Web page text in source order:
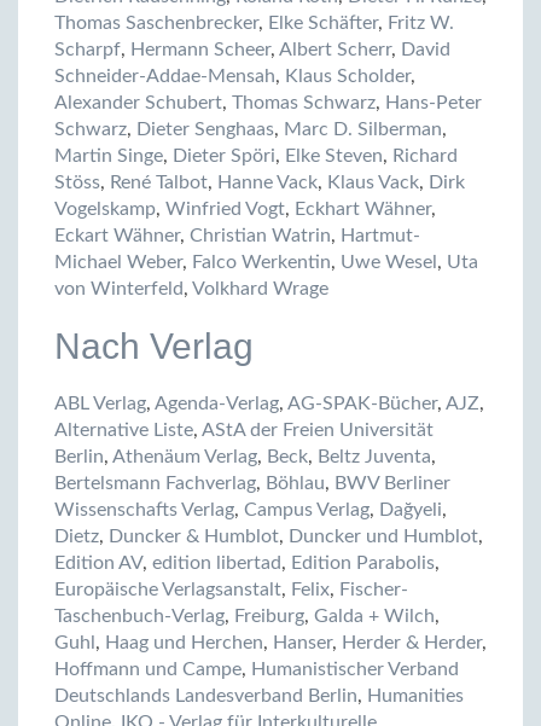
Thomas Saschenbrecker, Elke Schäfter, Fritz W.
Scharpf, Hermann Scheer, Albert Scherr, David
Schneider-Addae-Mensah, Klaus Scholder,
Alexander Schubert, Thomas Schwarz, Hans-Peter
Schwarz, Dieter Senghaas, Marc D. Silberman,
Martin Singe, Dieter Spöri, Elke Steven, Richard
Stöss, René Talbot, Hanne Vack, Klaus Vack, Dirk
Vogelskamp, Winfried Vogt, Eckhart Wähner,
Eckart Wähner, Christian Watrin, Hartmut-
Michael Weber, Falco Werkentin, Uwe Wesel , Uta
von Winterfeld, Volkhard Wrage
Nach Verlag
ABL Verlag, Agenda-Verlag, AG-SPAK-Bücher, AJZ,
Alternative Liste, AStA der Freien Universität
Berlin, Athenäum Verlag, Beck, Beltz Juventa,
Bertelsmann Fachverlag, Böhlau, BWV Berliner
Wissenschafts Verlag, Campus Verlag, Dağyeli,
Dietz, Duncker & Humblot, Duncker und Humblot,
Edition AV, edition libertad, Edition Parabolis,
Europäische Verlagsanstalt, Felix, Fischer-
Taschenbuch-Verlag, Freiburg, Galda + Wilch,
Guhl , Haag und Herchen, Hanser, Herder & Herder,
Hoffmann und Campe, Humanistischer Verband
Deutschlands Landesverband Berlin, Humanities